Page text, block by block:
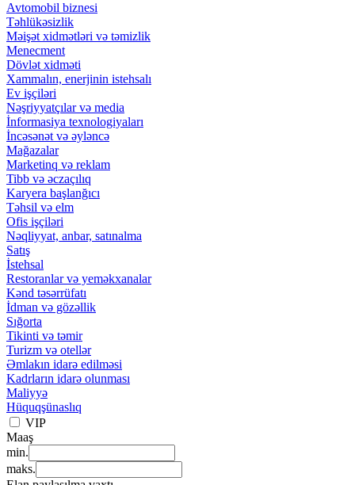
Avtomobil biznesi
Təhlükəsizlik
Məişət xidmətləri və təmizlik
Menecment
Dövlət xidməti
Xammalın, enerjinin istehsalı
Ev işçiləri
Nəşriyyatçılar və media
İnformasiya texnologiyaları
İncəsənət və əyləncə
Mağazalar
Marketinq və reklam
Tibb və əczaçılıq
Karyera başlanğıcı
Təhsil və elm
Ofis işçiləri
Nəqliyyat, anbar, satınalma
Satış
İstehsal
Restoranlar və yeməkxanalar
Kənd təsərrüfatı
İdman və gözəllik
Sığorta
Tikinti və təmir
Turizm və otellər
Əmlakın idarə edilməsi
Kadrların idarə olunması
Maliyyə
Hüquqşünaslıq
VIP
Maaş
min.
maks.